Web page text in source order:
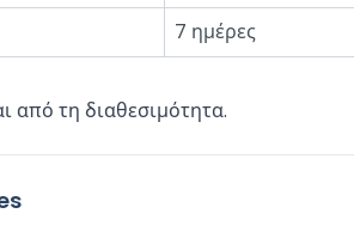
7 ημέρες
από τη διαθεσιμότητα.